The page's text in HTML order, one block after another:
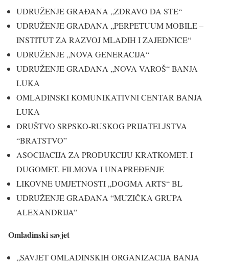
UDRUŽENJE GRAĐANA „ZDRAVO DA STE“
UDRUŽENJE GRAĐANA „PERPETUUM MOBILE –
INSTITUT ZA RAZVOJ MLADIH I ZAJEDNICE“
UDRUŽENJE „NOVA GENERACIJA“
UDRUŽENJE GRAĐANA „NOVA VAROŠ“ BANJA
LUKA
OMLADINSKI KOMUNIKATIVNI CENTAR BANJA
LUKA
DRUŠTVO SRPSKO-RUSKOG PRIJATELJSTVA
“BRATSTVO”
ASOCIJACIJA ZA PRODUKCIJU KRATKOMET. I
DUGOMET. FILMOVA I UNAPREĐENJE
LIKOVNE UMJETNOSTI „DOGMA ARTS“ BL
UDRUŽENJE GRAĐANA “MUZIČKA GRUPA
ALEXANDRIJA”
Omladinski savjet
„SAVJET OMLADINSKIH ORGANIZACIJA BANJA